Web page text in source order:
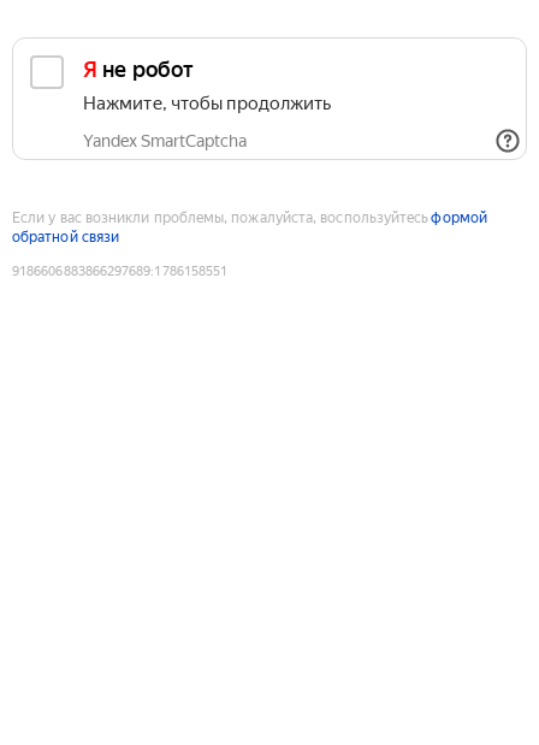
Я не робот
Нажмите, чтобы продолжить
Yandex SmartCaptcha
Если у вас возникли проблемы, пожалуйста, воспользуйтесьформой
обратной связи
9186606883866297689:1786158551